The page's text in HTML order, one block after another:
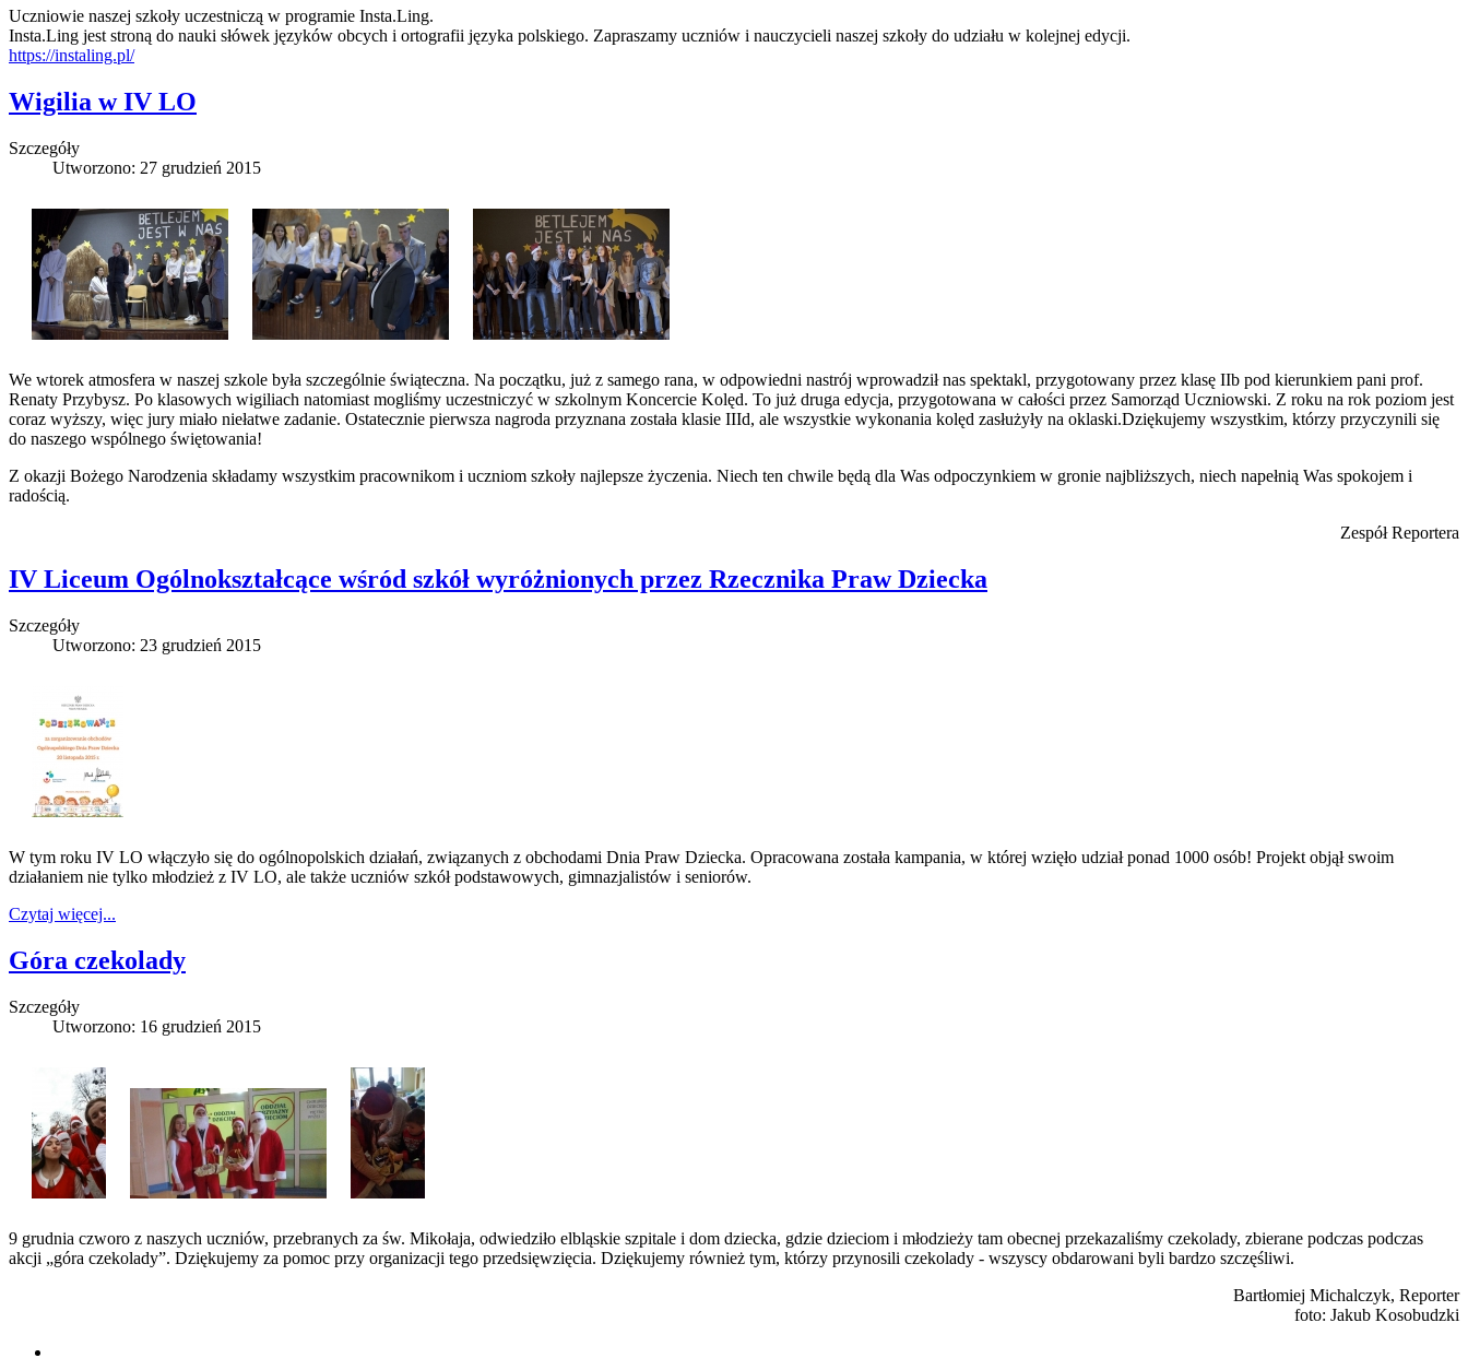
Uczniowie naszej szkoły uczestniczą w programie Insta.Ling.
Insta.Ling jest stroną do nauki słówek języków obcych i ortografii języka polskiego. Zapraszamy uczniów i nauczycieli naszej szkoły do udziału w kolejnej edycji.
https://instaling.pl/
Wigilia w IV LO
Szczegóły
Utworzono: 27 grudzień 2015
We wtorek atmosfera w naszej szkole była szczególnie świąteczna. Na początku, już z samego rana, w odpowiedni nastrój wprowadził nas spektakl, przygotowany przez klasę IIb pod kierunkiem pani prof.
Renaty Przybysz. Po klasowych wigiliach natomiast mogliśmy uczestniczyć w szkolnym Koncercie Kolęd. To już druga edycja, przygotowana w całości przez Samorząd Uczniowski. Z roku na rok poziom jest
coraz wyższy, więc jury miało niełatwe zadanie. Ostatecznie pierwsza nagroda przyznana została klasie IIId, ale wszystkie wykonania kolęd zasłużyły na oklaski.Dziękujemy wszystkim, którzy przyczynili się
do naszego wspólnego świętowania!
Z okazji Bożego Narodzenia składamy wszystkim pracownikom i uczniom szkoły najlepsze życzenia. Niech ten chwile będą dla Was odpoczynkiem w gronie najbliższych, niech napełnią Was spokojem i
radością.
Zespół Reportera
IV Liceum Ogólnokształcące wśród szkół wyróżnionych przez Rzecznika Praw Dziecka
Szczegóły
Utworzono: 23 grudzień 2015
W tym roku IV LO włączyło się do ogólnopolskich działań, związanych z obchodami Dnia Praw Dziecka. Opracowana została kampania, w której wzięło udział ponad 1000 osób! Projekt objął swoim
działaniem nie tylko młodzież z IV LO, ale także uczniów szkół podstawowych, gimnazjalistów i seniorów.
Czytaj więcej...
Góra czekolady
Szczegóły
Utworzono: 16 grudzień 2015
9 grudnia czworo z naszych uczniów, przebranych za św. Mikołaja, odwiedziło elbląskie szpitale i dom dziecka, gdzie dzieciom i młodzieży tam obecnej przekazaliśmy czekolady, zbierane podczas podczas
akcji „góra czekolady”. Dziękujemy za pomoc przy organizacji tego przedsięwzięcia. Dziękujemy również tym, którzy przynosili czekolady - wszyscy obdarowani byli bardzo szczęśliwi.
Bartłomiej Michalczyk, Reporter
foto: Jakub Kosobudzki